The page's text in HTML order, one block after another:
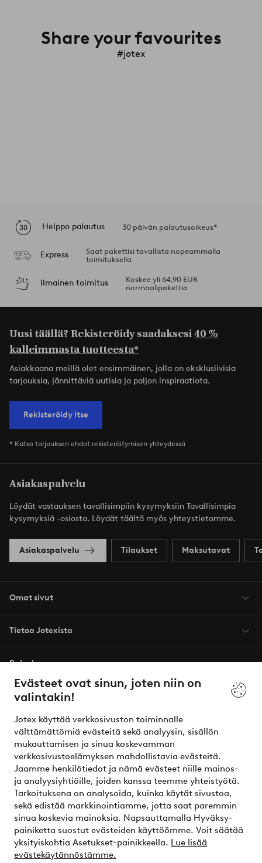
Evästeet ovat sinun, joten niin on
valintakin!
Jotex käyttää verkkosivuston toiminnalle
välttämättömiä evästeitä sekä analyysin, sisällön
mukauttamisen ja sinua koskevamman
verkkosivustoelämyksen mahdollistavia evästeitä.
Jaamme henkilötiedot ja nämä evästeet niille mainos-
ja analyysiyhtiöille, joiden kanssa teemme yhteistyötä.
Tarkoituksena on analysoida, kuinka käytät sivustoa,
sekä edistää markkinointiamme, jotta saat paremmin
sinua koskevia mainoksia. Napsauttamalla Hyväksy-
painiketta suostut evästeiden käyttöömme. Voit säätää
yksityiskohtia Asetukset-painikkeella. Lue lisää
evästekäytännöstämme.
Share your favourites
#jotex
Helppo palautus 30 päivän palautusoikeus*
Express
Saat pakettisi tavallista nopeammalla
toimituksella
Ilmainen toimitus
Koskee yli 64,90 EUR
normaalipakettia
Uusi täällä? Rekisteröidy saadaksesi40 %
kalleimmasta tuotteesta*
Asiakkaana meillä olet ensimmäinen, jolla on eksklusiivisia
tarjouksia, jännittäviä uutisia ja paljon inspiraatiota.
Rekisteröidy itse
* Katso tarjouksen ehdot rekisteröitymisen yhteydessä
Asiakaspalvelu
Löydät vastauksen tavallisimpiin kysymyksiin Tavallisimpia
kysymyksiä -osiosta. Löydät täältä myös yhteystietomme.
Asiakaspalvelu Tilaukset Maksutavat
Omat sivut
Tietoa Jotexista
Palvelumme
Ehdot
Ystävät
Turvalliset maksut – maksa nyt tai erissä
Haluatko tietää lisää maksuvaihtoehdoistamme?
elpy